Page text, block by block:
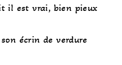
il est vrai, bien pieux
écrin de verdure